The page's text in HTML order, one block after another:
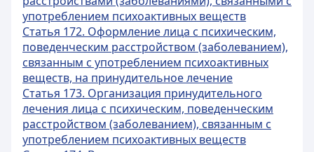
употреблением психоактивных веществ
Статья 172. Оформление лица с психическим,
поведенческим расстройством (заболеванием),
связанным с употреблением психоактивных
веществ, на принудительное лечение
Статья 173. Организация принудительного
лечения лица с психическим, поведенческим
расстройством (заболеванием), связанным с
употреблением психоактивных веществ